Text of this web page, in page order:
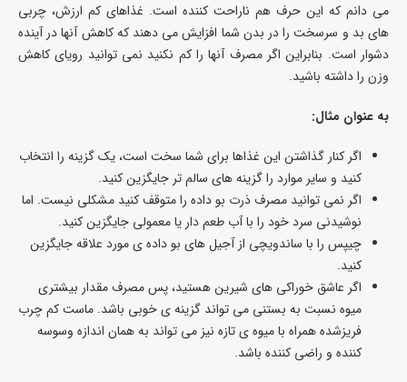
می دانم که این حرف هم ناراحت کننده است. غذاهای کم ارزش، چربی
های بد و سرسخت را در بدن شما افزایش می دهند که کاهش آنها در آینده
دشوار است. بنابراین اگر مصرف آنها را کم نکنید نمی توانید رویای کاهش
وزن را داشته باشید.
به عنوان مثال:
اگر کنار گذاشتن این غذاها برای شما سخت است، یک گزینه را انتخاب
کنید و سایر موارد را گزینه های سالم تر جایگزین کنید.
اگر نمی توانید مصرف ذرت بو داده را متوقف کنید مشکلی نیست. اما
نوشیدنی سرد خود را با آب طعم دار یا معمولی جایگزین کنید.
چیپس را با ساندویچی از آجیل های بو داده ی مورد علاقه جایگزین
کنید.
اگر عاشق خوراکی های شیرین هستید، پس مصرف مقدار بیشتری
میوه نسبت به بستنی می تواند گزینه ی خوبی باشد. ماست کم چرب
فریزشده همراه با میوه ی تازه نیز می تواند به همان اندازه وسوسه
کننده و راضی کننده باشد.